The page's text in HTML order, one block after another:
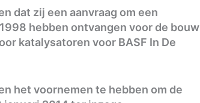
dat zij een aanvraag om een
hebben ontvangen voor de bouw
katalysatoren voor BASF In De
het voornemen te hebben om de